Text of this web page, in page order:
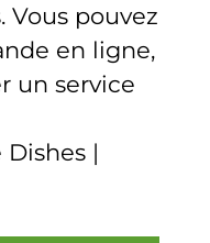
Vous pouvez
en ligne,
un service
Dishes |